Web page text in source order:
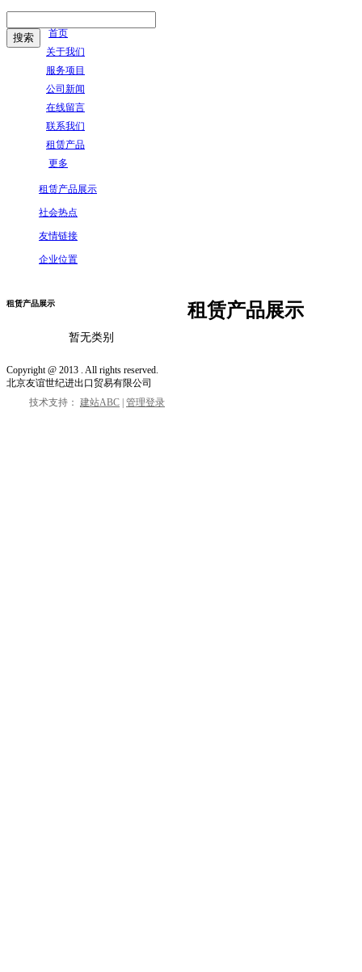
首页
关于我们
服务项目
公司新闻
在线留言
联系我们
租赁产品
更多
租赁产品展示
社会热点
友情链接
企业位置
租赁产品展示
暂无类别
租赁产品展示
Copyright @ 2013 . All rights reserved.
北京友谊世纪进出口贸易有限公司
技术支持： 建站ABC 管理登录